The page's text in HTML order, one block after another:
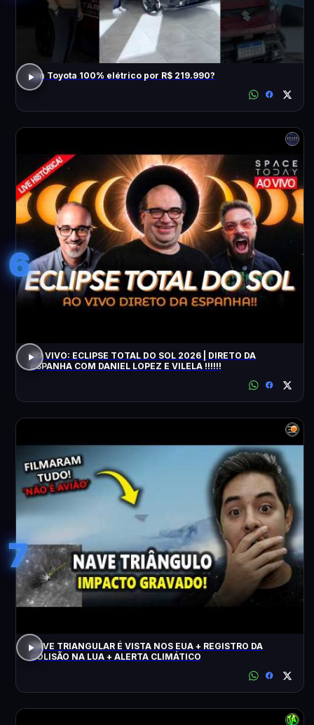
Um Toyota 100% elétrico por R$ 219.990?
6
AO VIVO: ECLIPSE TOTAL DO SOL 2026 | DIRETO DA
ESPANHA COM DANIEL LOPEZ E VILELA !!!!!!
7
NAVE TRIANGULAR É VISTA NOS EUA + REGISTRO DA
COLISÃO NA LUA + ALERTA CLIMÁTICO